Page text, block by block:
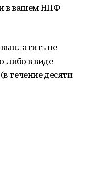
в вашем НПФ
не
либо в виде
течение десяти